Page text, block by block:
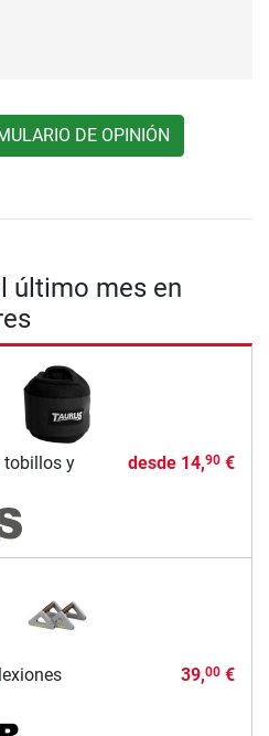
DE OPINIÓN
último mes en
tobillos y
desde 14,90€
39,00€